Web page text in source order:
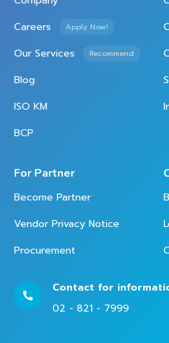
Careers
Apply Now!
Our Services Recommend
Blog
ISO KM
BCP
For Partner
Become Partner
Vendor Privacy Notice
Procurement
Contact for
02 - 821 - 7999